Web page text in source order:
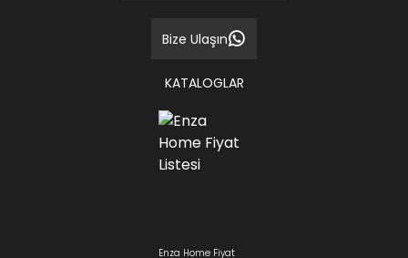
Bize Ulaşın
KATALOGLAR
Enza Home Fiyat